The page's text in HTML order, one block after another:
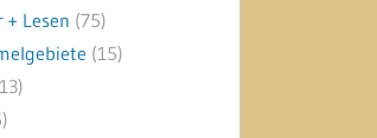
+ Lesen (75)
(15)